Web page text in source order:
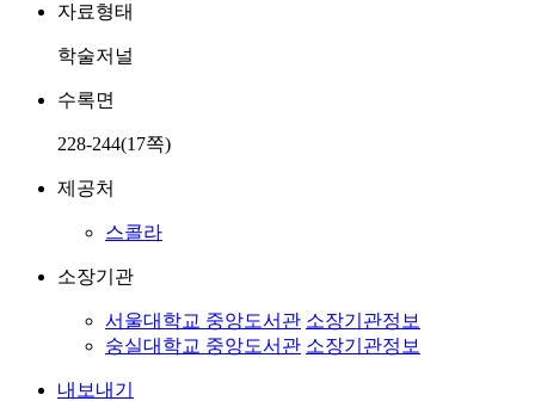
자료형태
학술저널
수록면
228-244(17쪽)
제공처
스콜라
소장기관
서울대학교 중앙도서관 소장기관정보
숭실대학교 중앙도서관 소장기관정보
내보내기